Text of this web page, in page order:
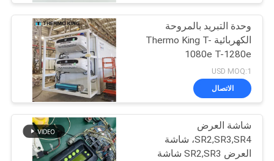
وحدة التبريد بالمروحة
الكهربائية Thermo King T-
1080e T-1280e
USD MOQ:1
الاتصال
شاشة العرض
SR2,SR3,SR4، شاشة
العرض SR2,SR3 شاشة